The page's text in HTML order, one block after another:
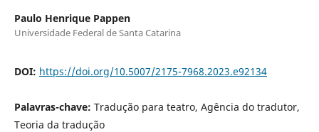
Paulo Henrique Pappen
Universidade Federal de Santa Catarina
DOI: https://doi.org/10.5007/2175-7968.2023.e92134
Palavras-chave: Tradução para teatro, Agência do tradutor,
Teoria da tradução